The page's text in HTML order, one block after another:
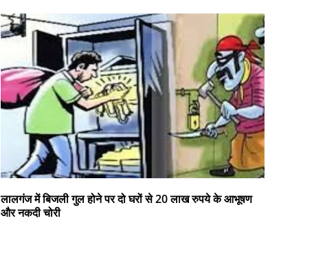
लालगंज में बिजली गुल होने पर दो घरों से 20 लाख रुपये के आभूषण
और नकदी चोरी